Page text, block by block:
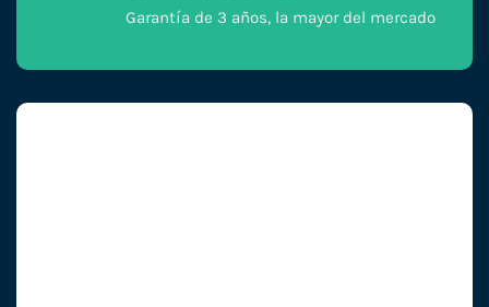
Garantía de 3 años, la mayor del mercado